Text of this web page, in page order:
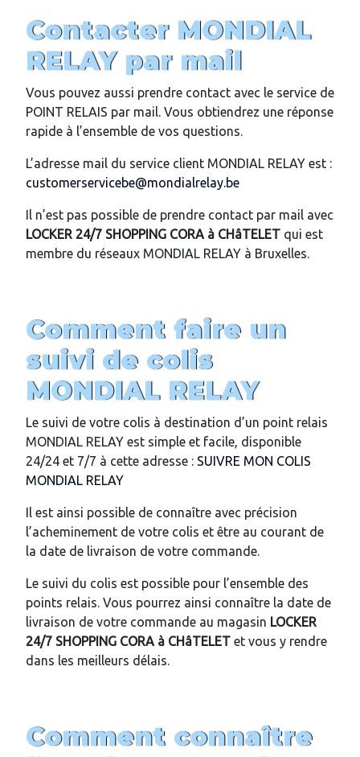
Contacter MONDIAL
RELAY par mail
Vous pouvez aussi prendre contact avec le service de
POINT RELAIS par mail. Vous obtiendrez une réponse
rapide à l’ensemble de vos questions.
L’adresse mail du service client MONDIAL RELAY est :
customerservicebe@mondialrelay.be
Il n’est pas possible de prendre contact par mail avec
LOCKER 24/7 SHOPPING CORA à CHâTELET qui est
membre du réseaux MONDIAL RELAY à Bruxelles.
Comment faire un
suivi de colis
MONDIAL RELAY
Le suivi de votre colis à destination d’un point relais
MONDIAL RELAY est simple et facile, disponible
24/24 et 7/7 à cette adresse : SUIVRE MON COLIS
MONDIAL RELAY
Il est ainsi possible de connaître avec précision
l’acheminement de votre colis et être au courant de
la date de livraison de votre commande.
Le suivi du colis est possible pour l’ensemble des
points relais. Vous pourrez ainsi connaître la date de
livraison de votre commande au magasin LOCKER
24/7 SHOPPING CORA à CHâTELET et vous y rendre
dans les meilleurs délais.
Comment connaître